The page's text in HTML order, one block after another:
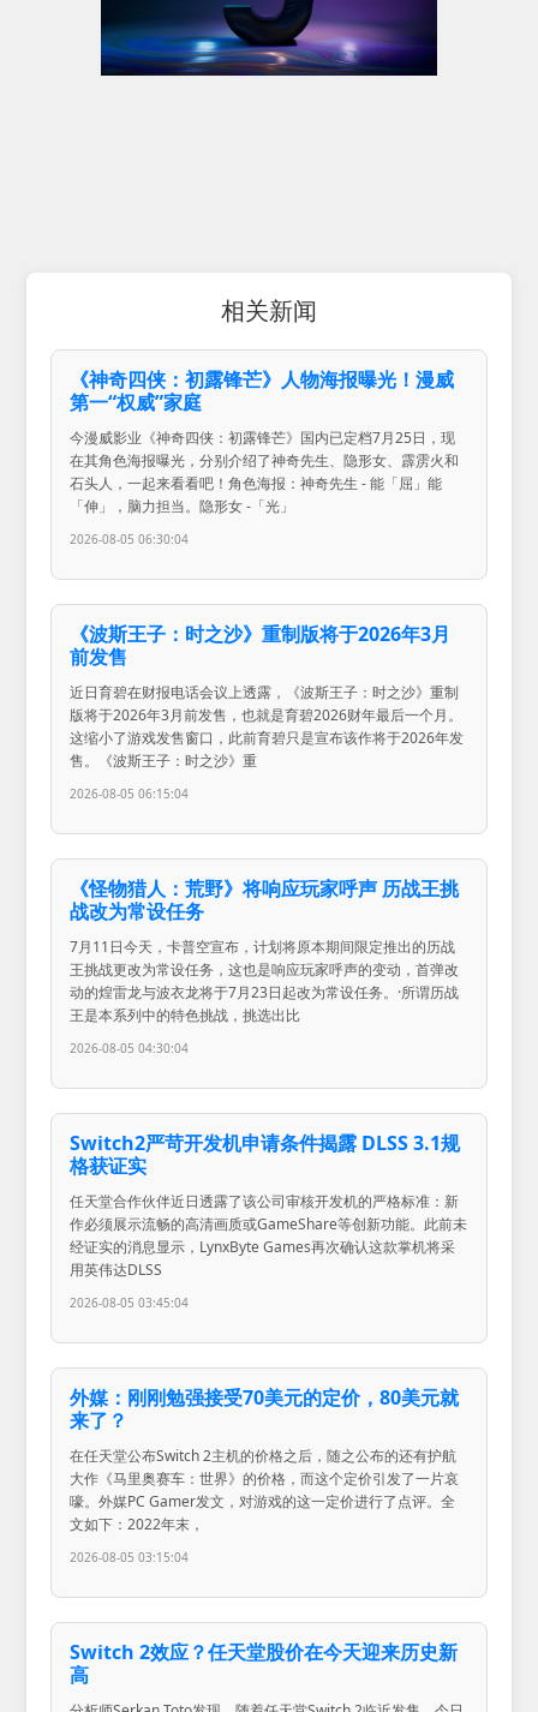
相关新闻
《神奇四侠：初露锋芒》人物海报曝光！漫威
第一“权威”家庭
今漫威影业《神奇四侠：初露锋芒》国内已定档7月25日，现
在其角色海报曝光，分别介绍了神奇先生、隐形女、霹雳火和
石头人，一起来看看吧！角色海报：神奇先生 - 能「屈」能
「伸」，脑力担当。隐形女 -「光」
2026-08-05 06:30:04
《波斯王子：时之沙》重制版将于2026年3月
前发售
近日育碧在财报电话会议上透露，《波斯王子：时之沙》重制
版将于2026年3月前发售，也就是育碧2026财年最后一个月。
这缩小了游戏发售窗口，此前育碧只是宣布该作将于2026年发
售。《波斯王子：时之沙》重
2026-08-05 06:15:04
《怪物猎人：荒野》将响应玩家呼声 历战王挑
战改为常设任务
7月11日今天，卡普空宣布，计划将原本期间限定推出的历战
王挑战更改为常设任务，这也是响应玩家呼声的变动，首弹改
动的煌雷龙与波衣龙将于7月23日起改为常设任务。·所谓历战
王是本系列中的特色挑战，挑选出比
2026-08-05 04:30:04
Switch2严苛开发机申请条件揭露 DLSS 3.1规
格获证实
任天堂合作伙伴近日透露了该公司审核开发机的严格标准：新
作必须展示流畅的高清画质或GameShare等创新功能。此前未
经证实的消息显示，LynxByte Games再次确认这款掌机将采
用英伟达DLSS
2026-08-05 03:45:04
外媒：刚刚勉强接受70美元的定价，80美元就
来了？
在任天堂公布Switch 2主机的价格之后，随之公布的还有护航
大作《马里奥赛车：世界》的价格，而这个定价引发了一片哀
嚎。外媒PC Gamer发文，对游戏的这一定价进行了点评。全
文如下：2022年末，
2026-08-05 03:15:04
Switch 2效应？任天堂股价在今天迎来历史新
高